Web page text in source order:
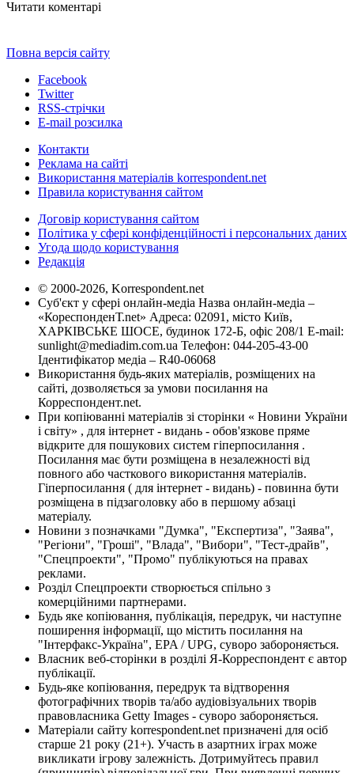
Читати коментарі
Повна версія сайту
Facebook
Twitter
RSS-стрічки
E-mail розсилка
Контакти
Реклама на сайті
Використання матеріалів korrespondent.net
Правила користування сайтом
Договір користування сайтом
Політика у сфері конфіденційності і персональних даних
Угода щодо користування
Редакція
© 2000-2026, Korrespondent.net
Суб'єкт у сфері онлайн-медіа Назва онлайн-медіа –
«КореспонденТ.net» Адреса: 02091, місто Київ,
ХАРКІВСЬКЕ ШОСЕ, будинок 172-Б, офіс 208/1 E-mail:
sunlight@mediadim.com.ua Телефон: 044-205-43-00
Ідентифікатор медіа – R40-06068
Використання будь-яких матеріалів, розміщених на
сайті, дозволяється за умови посилання на
Корреспондент.net.
При копіюванні матеріалів зі сторінки « Новини України
і світу» , для інтернет - видань - обов'язкове пряме
відкрите для пошукових систем гіперпосилання .
Посилання має бути розміщена в незалежності від
повного або часткового використання матеріалів.
Гіперпосилання ( для інтернет - видань) - повинна бути
розміщена в підзаголовку або в першому абзаці
матеріалу.
Новини з позначками "Думка", "Експертиза", "Заява",
"Регіони", "Гроші", "Влада", "Вибори", "Тест-драйв",
"Спецпроекти", "Промо" публікуються на правах
реклами.
Розділ Спецпроекти створюється спільно з
комерційними партнерами.
Будь яке копіювання, публікація, передрук, чи наступне
поширення інформації, що містить посилання на
"Інтерфакс-Україна", EPA / UPG, суворо забороняється.
Власник веб-сторінки в розділі Я-Корреспондент є автор
публікації.
Будь-яке копіювання, передрук та відтворення
фотографічних творів та/або аудіовізуальних творів
правовласника Getty Images - суворо забороняється.
Матеріали сайту korrespondent.net призначені для осіб
старше 21 року (21+). Участь в азартних іграх може
викликати ігрову залежність. Дотримуйтесь правил